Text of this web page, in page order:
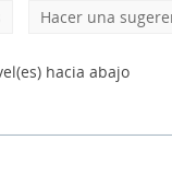
Hacer una
hacia abajo